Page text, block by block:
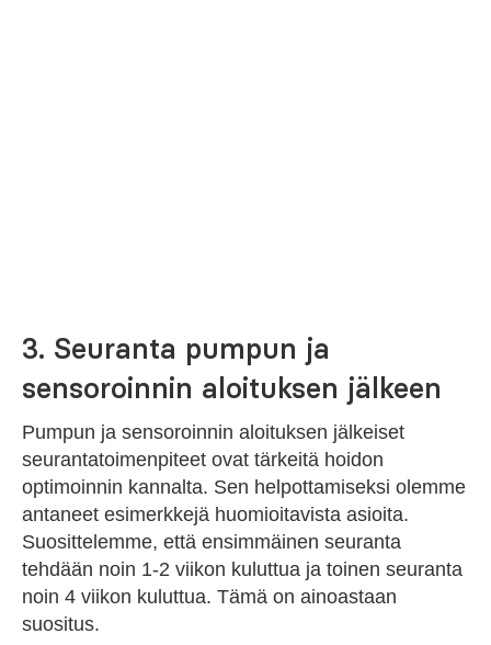
3. Seuranta pumpun ja
sensoroinnin aloituksen jälkeen
Pumpun ja sensoroinnin aloituksen jälkeiset
seurantatoimenpiteet ovat tärkeitä hoidon
optimoinnin kannalta. Sen helpottamiseksi olemme
antaneet esimerkkejä huomioitavista asioita.
Suosittelemme, että ensimmäinen seuranta
tehdään noin 1-2 viikon kuluttua ja toinen seuranta
noin 4 viikon kuluttua. Tämä on ainoastaan
suositus.